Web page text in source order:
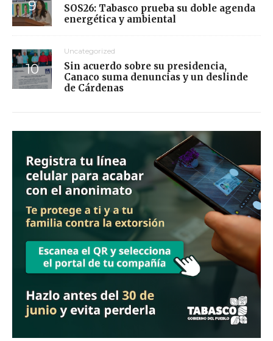
SOS26: Tabasco prueba su doble agenda
energética y ambiental
Uncategorized
Sin acuerdo sobre su presidencia,
Canaco suma denuncias y un deslinde
de Cárdenas